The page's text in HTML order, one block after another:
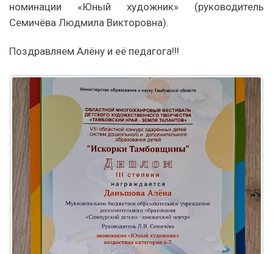
номинации «Юный художник» (руководитель
Семичёва Людмила Викторовна).
Поздравляем Алёну и её педагога!!!